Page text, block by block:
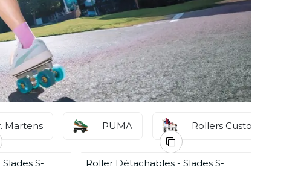
Martens PUMA Rollers Customisables
S-
Roller Détachables - Slades S-